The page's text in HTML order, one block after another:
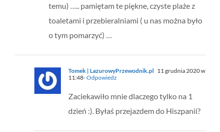
temu) ….. pamiętam te piękne, czyste plaże z
toaletami i przebieralniami ( u nas można było
o tym pomarzyć) …
Tomek | LazurowyPrzewodnik.pl 11 grudnia 2020 w
11:48- Odpowiedz
Zaciekawiło mnie dlaczego tylko na 1
dzień :). Byłaś przejazdem do Hiszpanii?